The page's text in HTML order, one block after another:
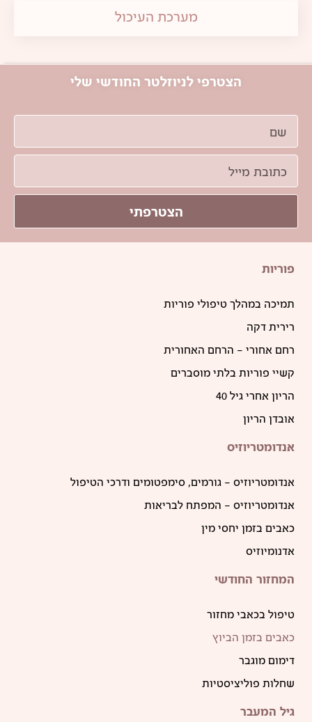
מערכת העיכול
הצטרפי לניוזלטר החודשי שלי
הצטרפתי
פוריות
תמיכה במהלך טיפולי פוריות
רירית דקה
רחם אחורי – הרחם האחורית
קשיי פוריות בלתי מוסברים
הריון אחרי גיל 40
אובדן הריון
אנדומטריוזיס
אנדומטריוזיס – גורמים, סימפטומים ודרכי הטיפול
אנדומטריוזיס – המפתח לבריאות
כאבים בזמן יחסי מין
אדנומיוזיס
המחזור החודשי
טיפול בכאבי מחזור
כאבים בזמן הביוץ
דימום מוגבר
שחלות פוליציסטיות
גיל המעבר